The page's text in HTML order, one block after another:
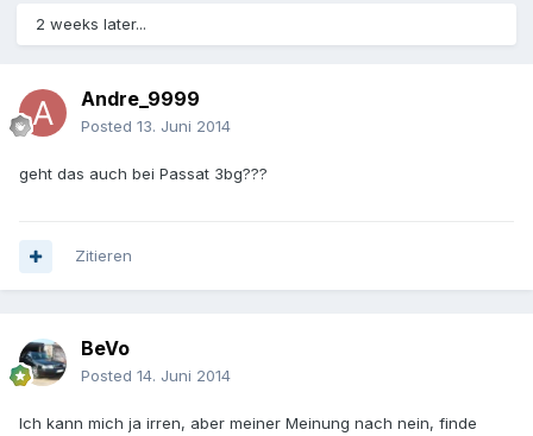
2 weeks later...
Andre_9999
Posted 13. Juni 2014
geht das auch bei Passat 3bg???
Zitieren
BeVo
Posted 14. Juni 2014
Ich kann mich ja irren, aber meiner Meinung nach nein, finde